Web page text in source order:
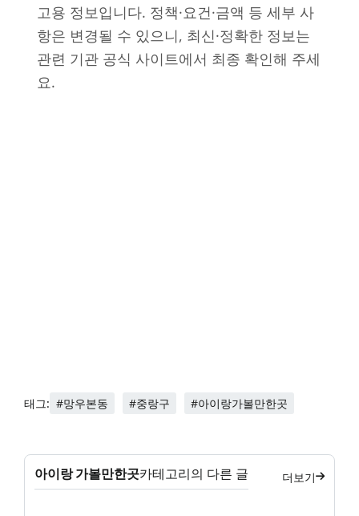
고용 정보입니다. 정책·요건·금액 등 세부 사
항은 변경될 수 있으니, 최신·정확한 정보는
관련 기관 공식 사이트에서 최종 확인해 주세
요.
태그: #망우본동 #중랑구 #아이랑가볼만한곳
아이랑 가볼만한곳카테고리의 다른 글 더보기